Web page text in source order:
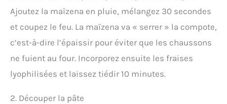
Ajoutez la maïzena en pluie, mélangez 30 secondes
et coupez le feu. La maïzena va « serrer » la compote,
c’est-à-dire l’épaissir pour éviter que les chaussons
ne fuient au four. Incorporez ensuite les fraises
lyophilisées et laissez tiédir 10 minutes.
2. Découper la pâte